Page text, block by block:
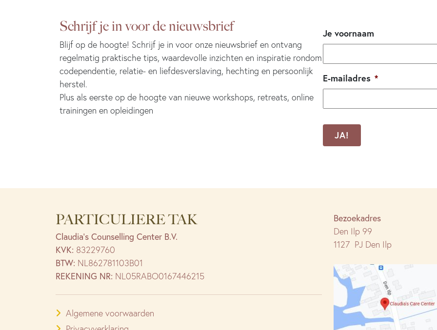
Schrijf je in voor de nieuwsbrief
Blijf op de hoogte! Schrijf je in voor onze nieuwsbrief en ontvang
regelmatig praktische tips, waardevolle inzichten en inspiratie rondom
codependentie, relatie- en liefdesverslaving, hechting en persoonlijk
herstel.
Plus als eerste op de hoogte van nieuwe workshops, retreats, online
trainingen en opleidingen
Je voornaam
E-mailadres *
CAPTCHA
PARTICULIERE TAK
Claudia’s Counselling Center B.V.
KVK: 83229760
BTW: NL862781103B01
REKENING NR: NL05RABO0167446215
Algemene voorwaarden
Bezoekadres
Den Ilp 99
1127 PJ Den Ilp